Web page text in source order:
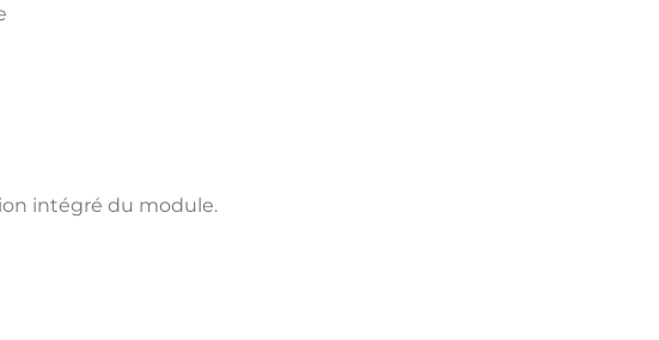
intégré du module.